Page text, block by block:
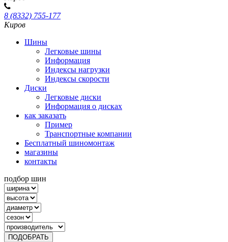
8 (8332) 755-177
Киров
Шины
Легковые шины
Информация
Индексы нагрузки
Индексы скорости
Диски
Легковые диски
Информация о дисках
как заказать
Пример
Транспортные компании
Бесплатный шиномонтаж
магазины
контакты
подбор шин
ПОДОБРАТЬ